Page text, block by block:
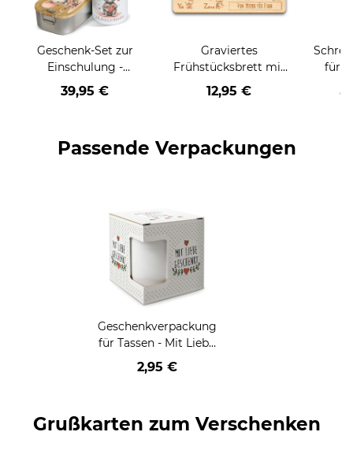
Geschenk-Set zur
Einschulung -
Trinkflasche &
Brotdose - mit 5
Name und Jahreszahl
39,95 €
Graviertes
Frühstücksbrett mit
ABC und Name
12,95 €
für
Passende Verpackungen
Geschenkverpackung
für Tassen - Mit Liebe
geschenkt
2,95 €
Grußkarten zum Verschenken